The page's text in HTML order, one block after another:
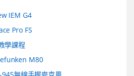
IEM G4
Pro FS
學課程
M80